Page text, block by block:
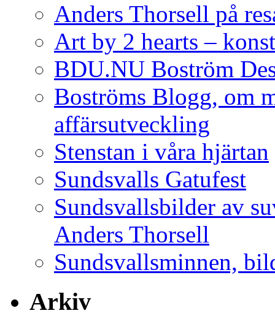
Anders Thorsell på
Art by 2 hearts –
BDU.NU Boström
Boströms Blogg, om
affärsutveckling
Stenstan i våra hjärtan
Sundsvalls Gatufest
Sundsvallsbilder av
Anders Thorsell
Sundsvallsminnen,
Arkiv